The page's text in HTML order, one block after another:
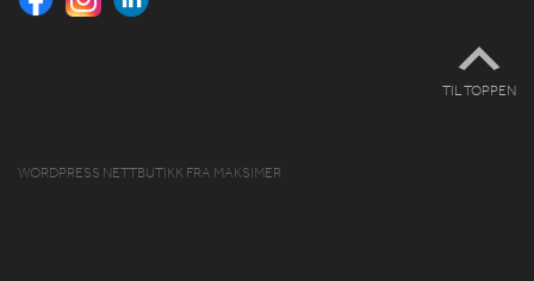
TIL TOPPEN
WORDPRESS NETTBUTIKK FRA MAKSIMER